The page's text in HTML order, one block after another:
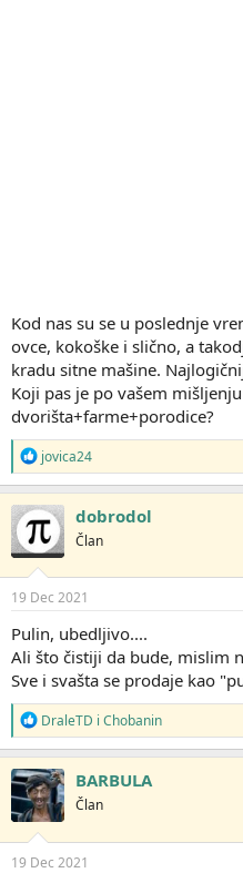
Kod nas su se u poslednje
ovce, kokoške i slično, a
kradu sitne mašine.
Koji pas je po vašem
dvorišta+farme+porodice?
R
e
a
g
o
v
a
n
j
:
jovica24
dobrodol
Član
19 Dec 2021
Pulin, ubedljivo....
Ali što čistiji da bude, mislim
Sve i svašta se prodaje kao
R
e
a
g
o
v
a
n
j
DraleTD i Chobanin
BARBULA
Član
19 Dec 2021